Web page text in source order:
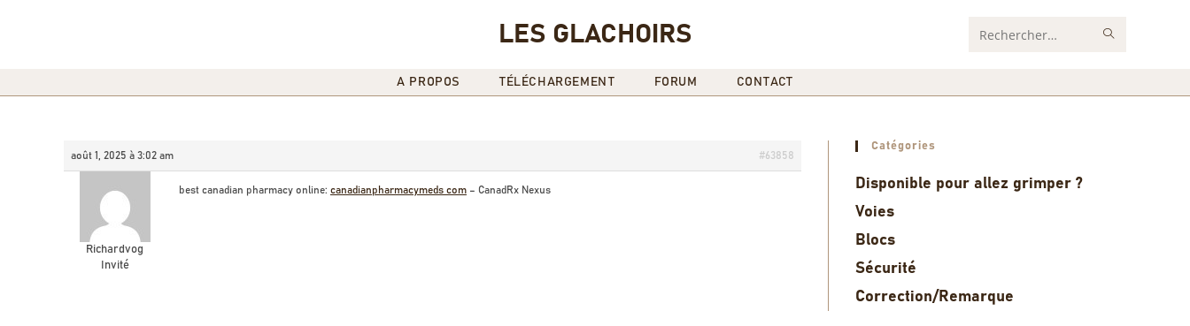
LES GLACHOIRS Rechercher
A PROPOS TÉLÉCHARGEMENT FORUM CONTACT
août 1, 2025 à 3:02 am #63858
Richardvog
Invité
best canadian pharmacy online: canadianpharmacymeds com – CanadRx Nexus
Catégories
Disponible pour allez grimper ?
Voies
Blocs
Sécurité
Correction/Remarque